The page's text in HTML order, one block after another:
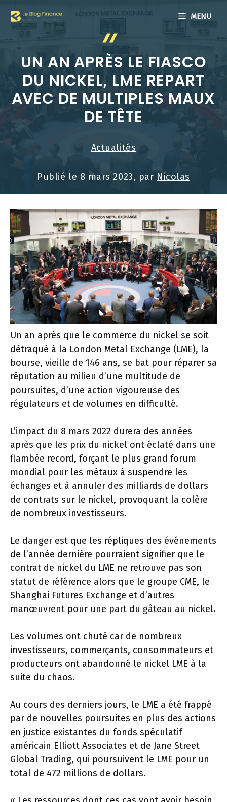
MENU
UN AN APRÈS LE FIASCO
DU NICKEL, LME REPART
AVEC DE MULTIPLES MAUX
DE TÊTE
Actualités
Publié le 8 mars 2023, par Nicolas
Un an après que le commerce du nickel se soit
détraqué à la London Metal Exchange (LME), la
bourse, vieille de 146 ans, se bat pour réparer sa
réputation au milieu d’une multitude de
poursuites, d’une action vigoureuse des
régulateurs et de volumes en difficulté.
L’impact du 8 mars 2022 durera des années
après que les prix du nickel ont éclaté dans une
flambée record, forçant le plus grand forum
mondial pour les métaux à suspendre les
échanges et à annuler des milliards de dollars
de contrats sur le nickel, provoquant la colère
de nombreux investisseurs.
Le danger est que les répliques des événements
de l’année dernière pourraient signifier que le
contrat de nickel du LME ne retrouve pas son
statut de référence alors que le groupe CME, le
Shanghai Futures Exchange et d’autres
manœuvrent pour une part du gâteau au nickel.
Les volumes ont chuté car de nombreux
investisseurs, commerçants, consommateurs et
producteurs ont abandonné le nickel LME à la
suite du chaos.
Au cours des derniers jours, le LME a été frappé
par de nouvelles poursuites en plus des actions
en justice existantes du fonds spéculatif
américain Elliott Associates et de Jane Street
Global Trading, qui poursuivent le LME pour un
total de 472 millions de dollars.